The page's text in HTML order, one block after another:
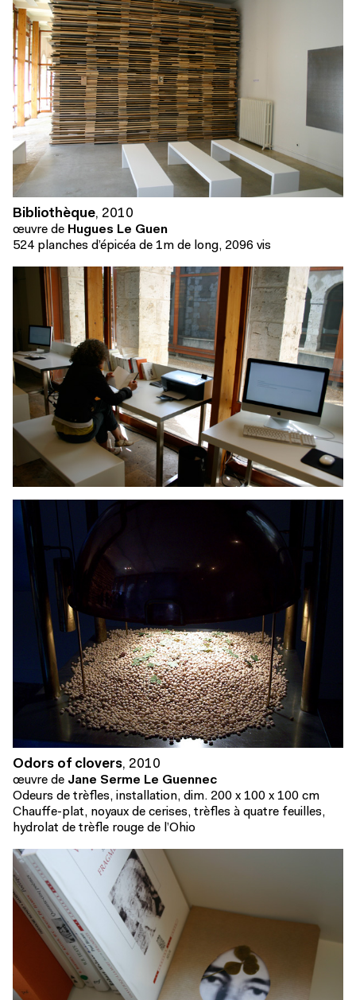
Bibliothèque, 2010
œuvre de Hugues Le Guen
524 planches d’épicéa de 1m de long, 2096 vis
Odors of clovers, 2010
œuvre de Jane Serme Le Guennec
Odeurs de trèfles, installation, dim. 200 x 100 x 100 cm
Chauffe-plat, noyaux de cerises, trèfles à quatre feuilles,
hydrolat de trèfle rouge de l’Ohio